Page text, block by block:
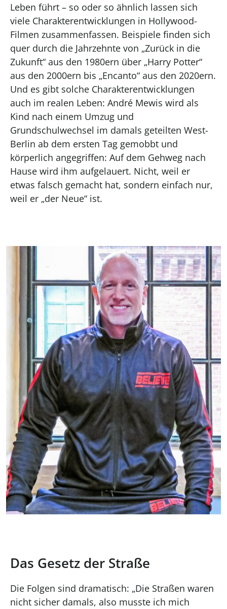
Leben führt – so oder so ähnlich lassen sich
viele Charakterentwicklungen in Hollywood-
Filmen zusammenfassen. Beispiele finden sich
quer durch die Jahrzehnte von „Zurück in die
Zukunft“ aus den 1980ern über „Harry Potter“
aus den 2000ern bis „Encanto“ aus den 2020ern.
Und es gibt solche Charakterentwicklungen
auch im realen Leben: André Mewis wird als
Kind nach einem Umzug und
Grundschulwechsel im damals geteilten West-
Berlin ab dem ersten Tag gemobbt und
körperlich angegriffen: Auf dem Gehweg nach
Hause wird ihm aufgelauert. Nicht, weil er
etwas falsch gemacht hat, sondern einfach nur,
weil er „der Neue“ ist.
Das Gesetz der Straße
Die Folgen sind dramatisch: „Die Straßen waren
nicht sicher damals, also musste ich mich